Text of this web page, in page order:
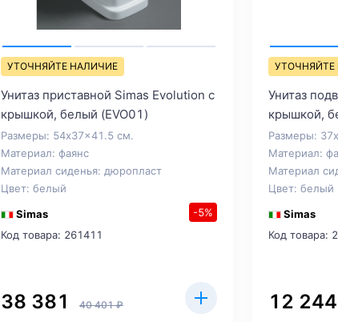
УТОЧНЯЙТЕ НАЛИЧИЕ
Унитаз приставной Simas Evolution с
крышкой, белый (EVO01)
Размеры: 54x37x41.5 см.
Материал: фаянс
Материал сиденья: дюропласт
Цвет: белый
Simas
-5%
Код товара: 261411
38 381 40 401 ₽
УТОЧНЯЙТЕ
Унитаз
крышкой,
Размеры:
Материал:
Материал
Цвет: белый
Simas
Код товара:
12 244